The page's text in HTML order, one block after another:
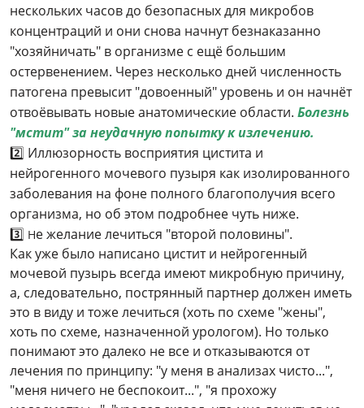
нескольких часов до безопасных для микробов
концентраций и они снова начнут безнаказанно
"хозяйничать" в организме с ещё большим
остервенением. Через несколько дней численность
патогена превысит "довоенный" уровень и он начнёт
отвоёвывать новые анатомические области. Болезнь
"мстит" за неудачную попытку к излечению.
2️⃣ Иллюзорность восприятия цистита и
нейрогенного мочевого пузыря как изолированного
заболевания на фоне полного благополучия всего
организма, но об этом подробнее чуть ниже.
3️⃣ Не желание лечиться "второй половины".
Как уже было написано цистит и нейрогенный
мочевой пузырь всегда имеют микробную причину,
а, следовательно, пострянный партнер должен иметь
это в виду и тоже лечиться (хоть по схеме "жены",
хоть по схеме, назначенной урологом). Но только
понимают это далеко не все и отказываются от
лечения по принципу: "у меня в анализах чисто...",
"меня ничего не беспокоит...", "я прохожу